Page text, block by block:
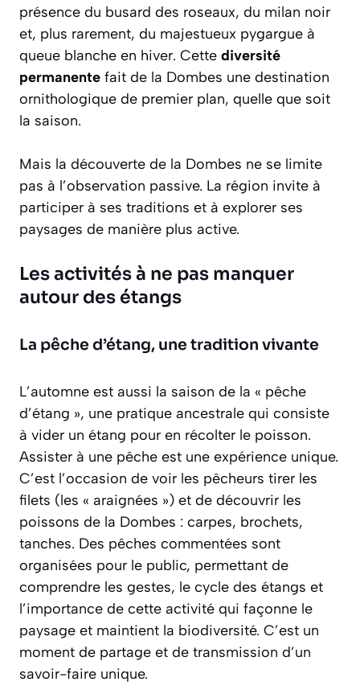
présence du busard des roseaux, du milan noir
et, plus rarement, du majestueux pygargue à
queue blanche en hiver. Cette diversité
permanente fait de la Dombes une destination
ornithologique de premier plan, quelle que soit
la saison.
Mais la découverte de la Dombes ne se limite
pas à l’observation passive. La région invite à
participer à ses traditions et à explorer ses
paysages de manière plus active.
Les activités à ne pas manquer
autour des étangs
La pêche d’étang, une tradition vivante
L’automne est aussi la saison de la « pêche
d’étang », une pratique ancestrale qui consiste
à vider un étang pour en récolter le poisson.
Assister à une pêche est une expérience unique.
C’est l’occasion de voir les pêcheurs tirer les
filets (les « araignées ») et de découvrir les
poissons de la Dombes : carpes, brochets,
tanches. Des pêches commentées sont
organisées pour le public, permettant de
comprendre les gestes, le cycle des étangs et
l’importance de cette activité qui façonne le
paysage et maintient la biodiversité. C’est un
moment de partage et de transmission d’un
savoir-faire unique.